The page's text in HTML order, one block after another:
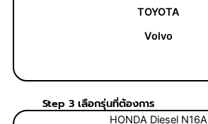
TOYOTA
Volvo
Step 3 เลือกรุ่นที่ต้องการ
HONDA Diesel N16A